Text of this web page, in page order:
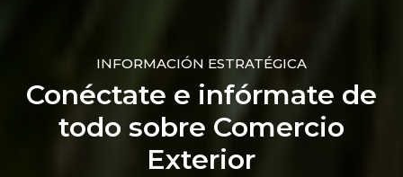
INFORMACIÓN ESTRATÉGICA
Conéctate e infórmate de
todo sobre Comercio
Exterior